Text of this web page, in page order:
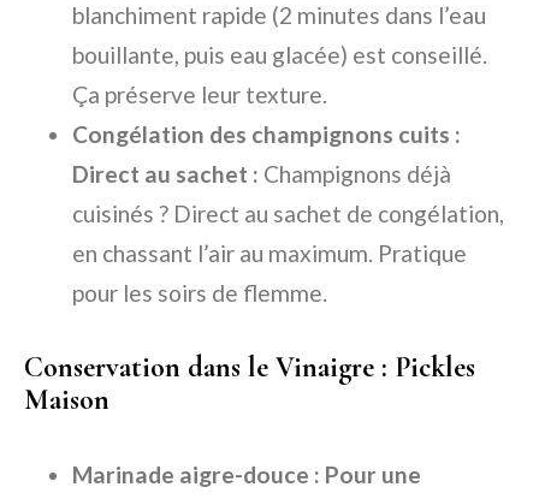
blanchiment rapide (2 minutes dans l’eau
bouillante, puis eau glacée) est conseillé.
Ça préserve leur texture.
Congélation des champignons cuits :
Direct au sachet : Champignons déjà
cuisinés ? Direct au sachet de congélation,
en chassant l’air au maximum. Pratique
pour les soirs de flemme.
Conservation dans le Vinaigre : Pickles
Maison
Marinade aigre-douce : Pour une